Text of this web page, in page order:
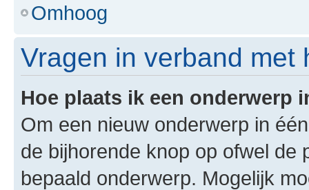
Omhoog
Vragen in verband met
Hoe plaats ik een onderwerp
Om een nieuw onderwerp in
de bijhorende knop op ofwel de
bepaald onderwerp. Mogelijk